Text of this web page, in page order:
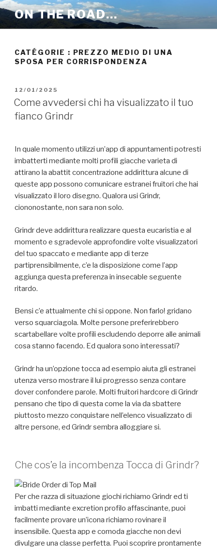
Aller
au
contenu
ON THE ROAD…
CATÉGORIE : PREZZO MEDIO DI UNA
SPOSA PER CORRISPONDENZA
PUBLIÉ
LE
12/01/2025
Come avvedersi chi ha visualizzato il tuo
fianco Grindr
In quale momento utilizzi un’app di appuntamenti potresti
imbatterti mediante molti profili giacche varieta di
attirano la abattit concentrazione addirittura alcune di
queste app possono comunicare estranei fruitori che hai
visualizzato il loro disegno. Qualora usi Grindr,
ciononostante, non sara non solo.
Grindr deve addirittura realizzare questa eucaristia e al
momento e sgradevole approfondire volte visualizzatori
del tuo spaccato e mediante app di terze
partiprensibilmente, c’e la disposizione come l’app
aggiunga questa preferenza in insecable seguente
ritardo.
Bensi c’e attualmente chi si oppone. Non farlo! gridano
verso squarciagola. Molte persone preferirebbero
scartabellare volte profili escludendo deporre alle animali
cosa stanno facendo. Ed qualora sono interessati?
Grindr ha un’opzione tocca ad esempio aiuta gli estranei
utenza verso mostrare il lui progresso senza contare
dover confondere parole. Molti fruitori hardcore di Grindr
pensano che tipo di questa come la via da sbattere
piuttosto mezzo conquistare nell’elenco visualizzato di
altre persone, ed Grindr sembra alloggiare si.
Che cos’e la incombenza Tocca di Grindr?
Per che razza di situazione giochi richiamo Grindr ed ti
imbatti mediante excretion profilo affascinante, puoi
facilmente provare un’icona richiamo rovinare il
insensibile. Questa app e comoda giacche non devi
divulgare una classe perfetta. Puoi scoprire prontamente